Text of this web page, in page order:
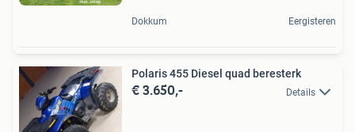
Dokkum Eergisteren
Polaris 455 Diesel quad beresterk
€ 3.650,- Details